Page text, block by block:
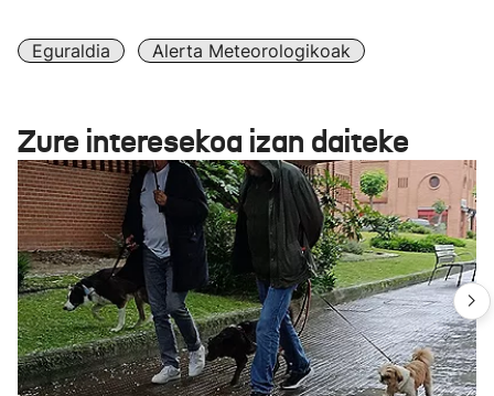
Eguraldia Alerta Meteorologikoak
Zure interesekoa izan daiteke